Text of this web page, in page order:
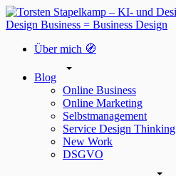
Über mich 🧭
Blog
Online Business
Online Marketing
Selbstmanagement
Service Design Thinking
New Work
DSGVO